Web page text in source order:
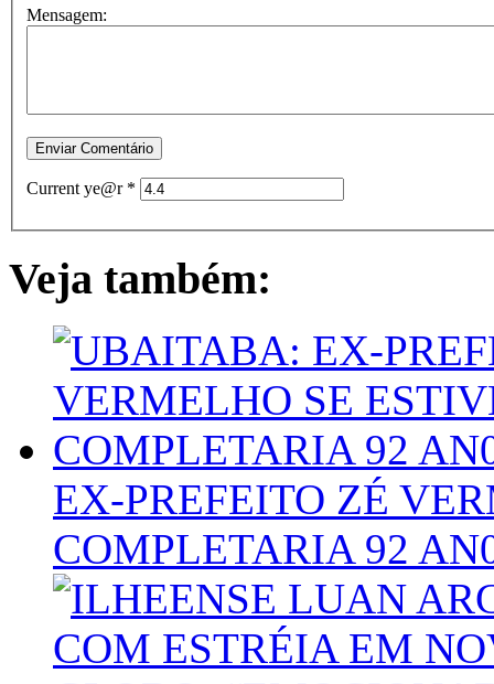
Mensagem:
Current ye@r *
Veja também:
EX-PREFEITO ZÉ
COMPLETARIA 92